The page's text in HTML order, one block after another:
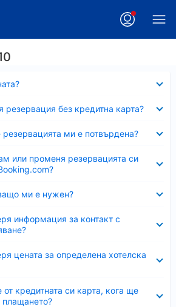
резервация без кредитна карта?
ми е потвърдена?
или променя резервацията си
ми е нужен?
информация за контакт с
цената за определена хотелска
кредитната си карта, кога ще